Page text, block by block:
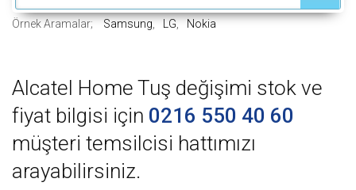
Örnek Aramalar; Samsung LG Nokia
Alcatel Home Tuş değişimi stok ve
fiyat bilgisi için 0216 550 40 60
müşteri temsilcisi hattımızı
arayabilirsiniz.